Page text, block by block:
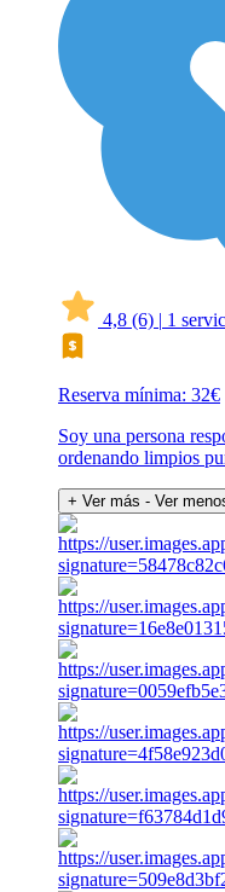
4,8 (6) | 1
Reserva mínima: 32€
Soy una persona
ordenando limpios
+ Ver más - Ver